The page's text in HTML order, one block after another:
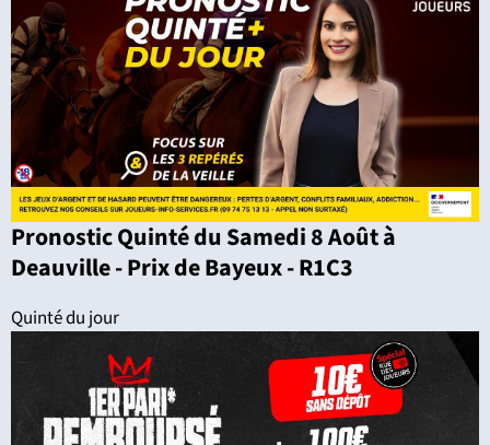
Pronostic Quinté du Samedi 8 Août à
Deauville - Prix de Bayeux - R1C3
Quinté du jour